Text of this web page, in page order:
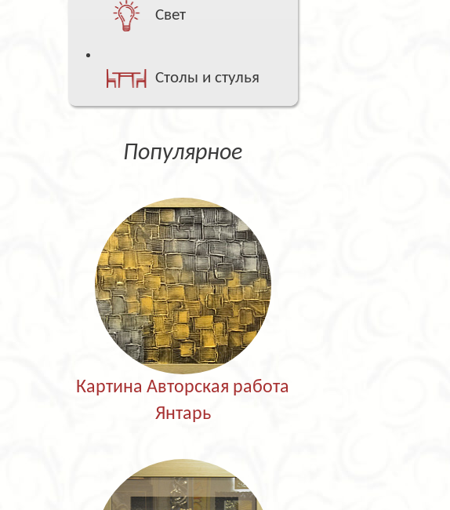
Свет
Столы и стулья
Популярное
Картина Авторская работа
Янтарь